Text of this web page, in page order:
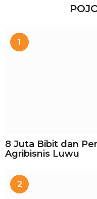
1
8 Juta Bibit dan
Agribisnis Luwu
2